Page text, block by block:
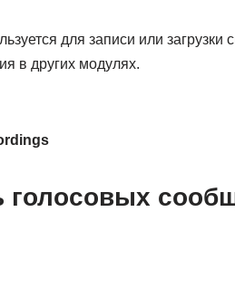
для записи или
в других модулях.
голосовых